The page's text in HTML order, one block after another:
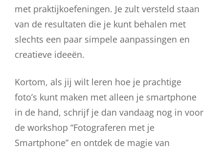
met praktijkoefeningen. Je zult versteld staan
van de resultaten die je kunt behalen met
slechts een paar simpele aanpassingen en
creatieve ideeën.
Kortom, als jij wilt leren hoe je prachtige
foto’s kunt maken met alleen je smartphone
in de hand, schrijf je dan vandaag nog in voor
de workshop “Fotograferen met je
Smartphone” en ontdek de magie van